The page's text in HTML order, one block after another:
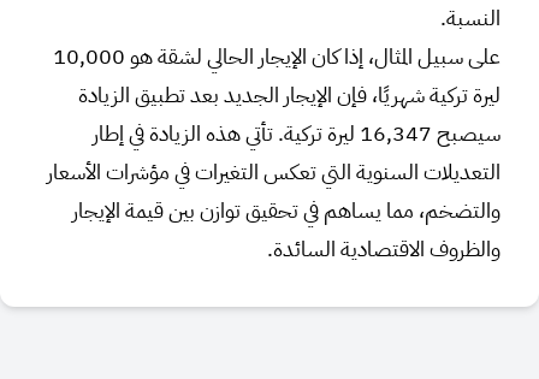
النسبة.
على سبيل المثال، إذا كان الإيجار الحالي لشقة هو 10,000
ليرة تركية شهريًا، فإن الإيجار الجديد بعد تطبيق الزيادة
سيصبح 16,347 ليرة تركية. تأتي هذه الزيادة في إطار
التعديلات السنوية التي تعكس التغيرات في مؤشرات الأسعار
والتضخم، مما يساهم في تحقيق توازن بين قيمة الإيجار
والظروف الاقتصادية السائدة.